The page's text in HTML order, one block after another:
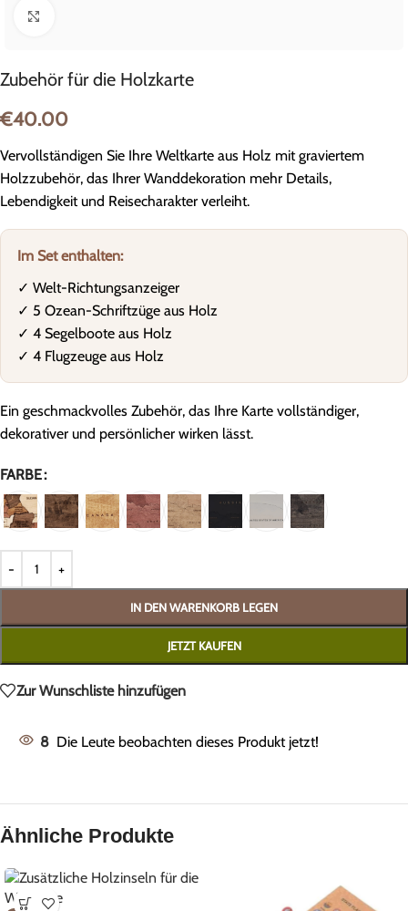
Zubehör für die Holzkarte
€40.00
Vervollständigen Sie Ihre Weltkarte aus Holz mit graviertem
Holzzubehör, das Ihrer Wanddekoration mehr Details,
Lebendigkeit und Reisecharakter verleiht.
Im Set enthalten:
✓ Welt-Richtungsanzeiger
✓ 5 Ozean-Schriftzüge aus Holz
✓ 4 Segelboote aus Holz
✓ 4 Flugzeuge aus Holz
Ein geschmackvolles Zubehör, das Ihre Karte vollständiger,
dekorativer und persönlicher wirken lässt.
FARBE
IN DEN WARENKORB LEGEN
JETZT KAUFEN
Zur Wunschliste hinzufügen
8 Die Leute beobachten dieses Produkt jetzt!
Ähnliche Produkte